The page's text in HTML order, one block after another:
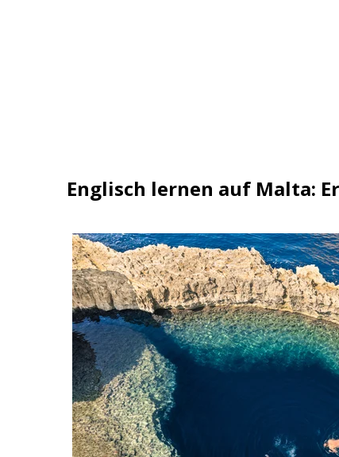
Englisch lernen auf Malta: